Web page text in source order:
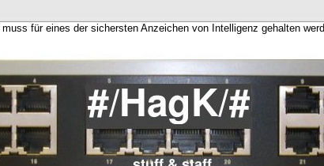
muss für eines der sichersten Anzeichen von Intelligenz gehalten